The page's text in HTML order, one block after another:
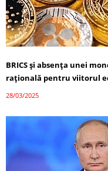
BRICS și absența unei
rațională pentru viitorul
28/03/2025